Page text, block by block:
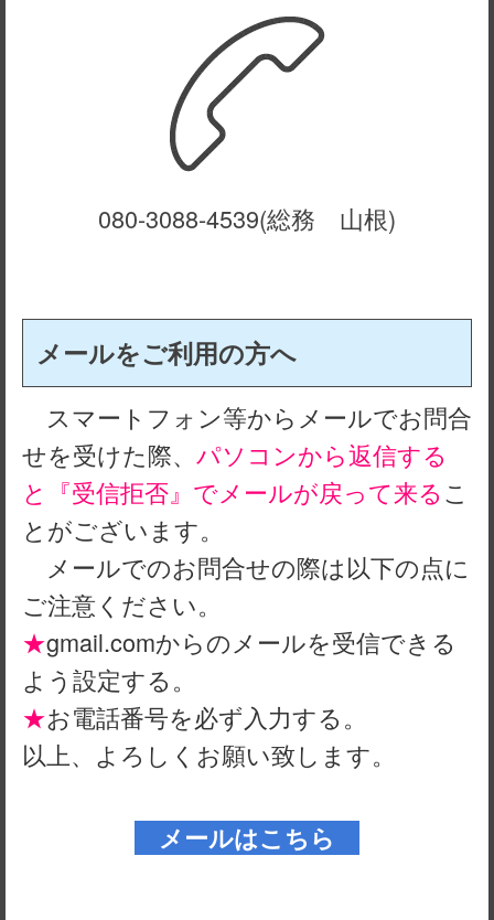
080-3088-4539(総務 山根)
メールをご利用の方へ
スマートフォン等からメールでお問合
せを受けた際、 パソコンから返信する
と『受信拒否』でメールが戻って来るこ
とがございます。
メールでのお問合せの際は以下の点に
ご注意ください。
★gmail.comからのメールを受信できる
よう設定する。
★お電話番号を必ず入力する。
以上、よろしくお願い致します。
メールはこちら